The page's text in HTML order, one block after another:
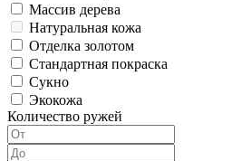
Массив дерева
Натуральная кожа
Отделка золотом
Стандартная покраска
Сукно
Экокожа
Количество ружей